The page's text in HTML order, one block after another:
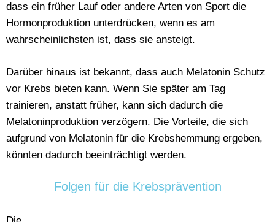
dass ein früher Lauf oder andere Arten von Sport die
Hormonproduktion unterdrücken, wenn es am
wahrscheinlichsten ist, dass sie ansteigt.
Darüber hinaus ist bekannt, dass auch Melatonin Schutz
vor Krebs bieten kann. Wenn Sie später am Tag
trainieren, anstatt früher, kann sich dadurch die
Melatoninproduktion verzögern. Die Vorteile, die sich
aufgrund von Melatonin für die Krebshemmung ergeben,
könnten dadurch beeinträchtigt werden.
Folgen für die Krebsprävention